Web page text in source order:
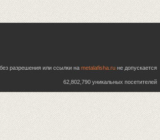
разрешения или ссылки на metalafisha.ru не допускается
62,802,790 уникальных посетителей